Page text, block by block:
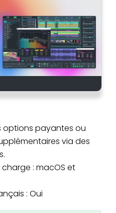
options payantes ou
via des
: macOS et
: Oui